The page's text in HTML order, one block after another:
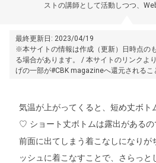
ストの講師として活動しつつ、
最終更新日: 2023/04/19
※本サイトの情報は作成（更新）日時点の
る場合があります。 / 本サイトのリンクよ
げの一部が#CBK magazineへ還元されるこ
気温が上がってくると、短め丈ボト
♡ ショート 丈ボトムは露出がある
前面に出てしまう着こなしになりが
ッシュに着こなすことで、さらっと